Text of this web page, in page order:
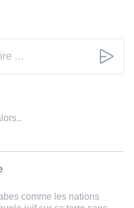
...
comme les nations